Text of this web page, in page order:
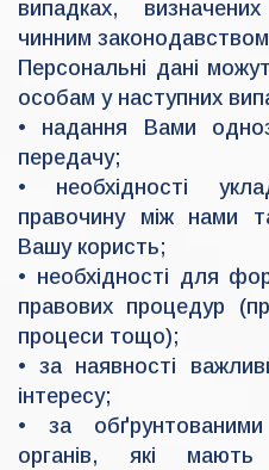
випадках,
чинним
Персональні дані
особам у наступних
• надання Вами
передачу;
• необхідності
правочину між нами
Вашу користь;
• необхідності для
правових процедур
процеси тощо);
• за наявності
інтересу;
• за
органів, які